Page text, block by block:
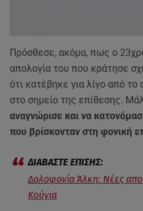
Πρόσθεσε, ακόμα, πως ο
απολογία του που κράτησε
ότι κατέβηκε για λίγο από το
στο σημείο της επίθεσης.
αναγνώρισε και να
που βρίσκονταν στη φονική
Δολοφονία Άλκη: Νέες
Κούγια